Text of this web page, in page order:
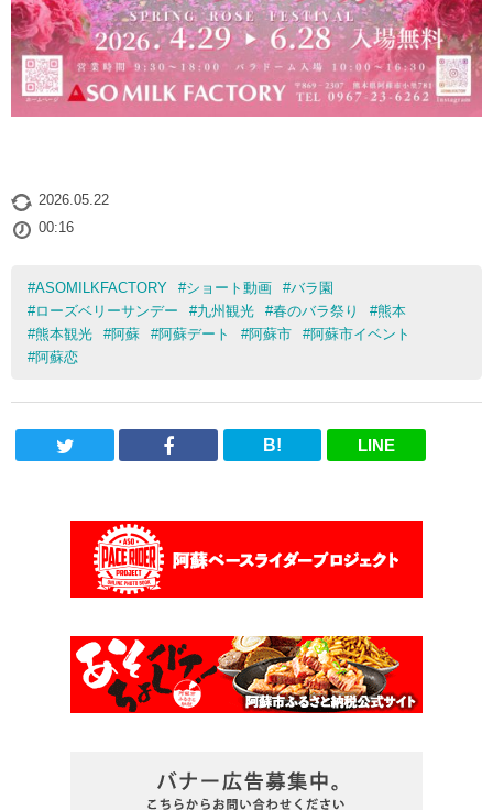
2026.05.22
00:16
#ASOMILKFACTORY #ショート動画 #バラ園
#ローズベリーサンデー #九州観光 #春のバラ祭り #熊本
#熊本観光 #阿蘇 #阿蘇デート #阿蘇市 #阿蘇市イベント
#阿蘇恋
B! LINE